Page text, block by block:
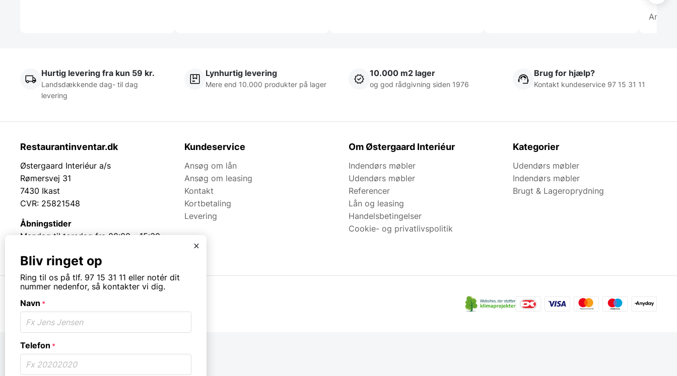
Hurtig levering fra kun 59 kr.
Landsdækkende dag- til dag
levering
Lynhurtig levering
Mere end 10.000 produkter på lager
10.000 m2 lager
og god rådgivning siden 1976
Brug for hjælp?
Kontakt kundeservice 97 15 31 11
Restaurantinventar.dk
Østergaard Interiéur a/s
Rømersvej 31
7430 Ikast
CVR: 25821548
Åbningstider
Mandag til torsdag fra 08:00 – 15:30.
Kundeservice
Ansøg om lån
Ansøg om leasing
Kontakt
Kortbetaling
Levering
Om Østergaard Interiéur
Indendørs møbler
Udendørs møbler
Referencer
Lån og leasing
Handelsbetingelser
Cookie- og privatlivspolitik
Kategorier
Udendørs møbler
Indendørs møbler
Brugt & Lageroprydning
© Copyright. All rights reserved.
x
Bliv ringet op
Ring til os på tlf. 97 15 31 11 eller notér dit
nummer nedenfor, så kontakter vi dig.
Navn *
Telefon *